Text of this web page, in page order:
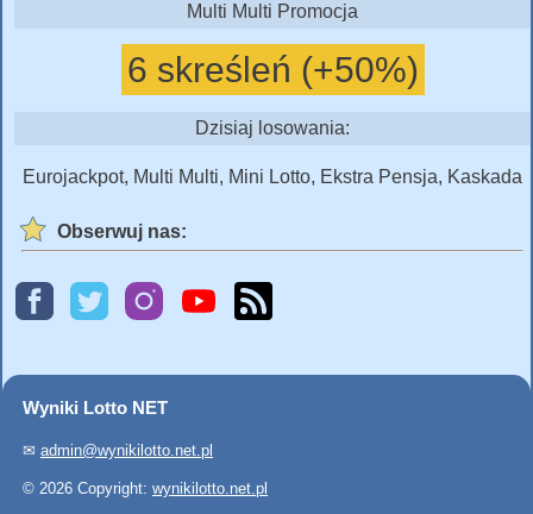
Multi Multi Promocja
6 skreśleń (+50%)
Dzisiaj losowania:
Eurojackpot, Multi Multi, Mini Lotto, Ekstra Pensja, Kaskada
Obserwuj nas:
Wyniki Lotto NET
✉ admin@wynikilotto.net.pl
© 2026 Copyright: wynikilotto.net.pl